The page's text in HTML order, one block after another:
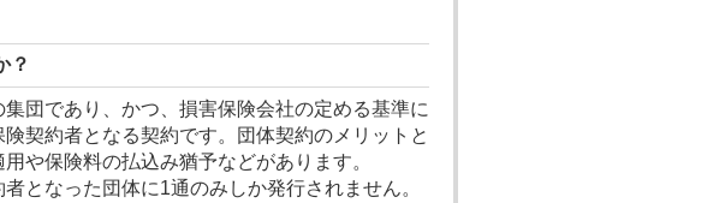
？
団であり、かつ、損害保険会社の定める基準に
契約者となる契約です。団体契約のメリットと
や保険料の払込み猶予などがあります。
となった団体に1通のみしか発行されません。